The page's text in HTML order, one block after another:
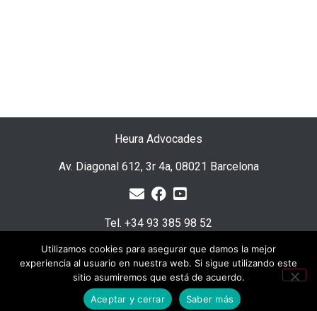
Heura Advocades
Av. Diagonal 612, 3r 4a, 08021 Barcelona
Tel. +34 93 385 98 52
E-mail: info@heuraadvocades.com
© 2026 Heura Advocades
Política de privacidad Aviso Legal
Utilizamos cookies para asegurar que damos la mejor
experiencia al usuario en nuestra web. Si sigue utilizando este
sitio asumiremos que está de acuerdo.
Aceptar y cerrar
Saber más